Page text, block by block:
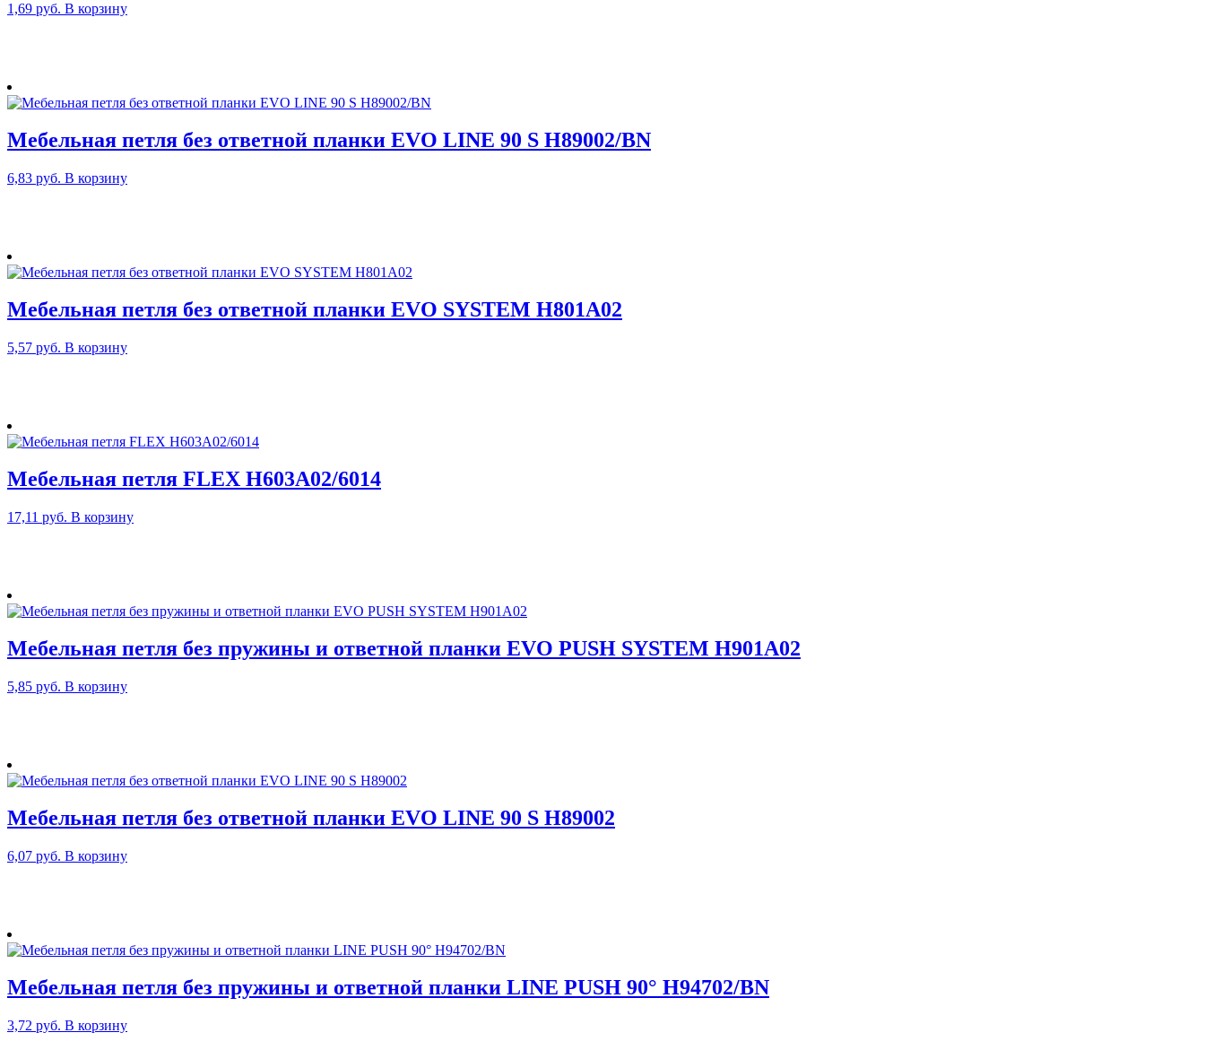
1,69 руб. В корзину
Мебельная петля без ответной планки EVO LINE 90 S H89002/BN
6,83 руб. В корзину
Мебельная петля без ответной планки EVO SYSTEM H801A02
5,57 руб. В корзину
Мебельная петля FLEX H603A02/6014
17,11 руб. В корзину
Мебельная петля без пружины и ответной планки EVO PUSH SYSTEM H901A02
5,85 руб. В корзину
Мебельная петля без ответной планки EVO LINE 90 S H89002
6,07 руб. В корзину
Мебельная петля без пружины и ответной планки LINE PUSH 90° H94702/BN
3,72 руб. В корзину